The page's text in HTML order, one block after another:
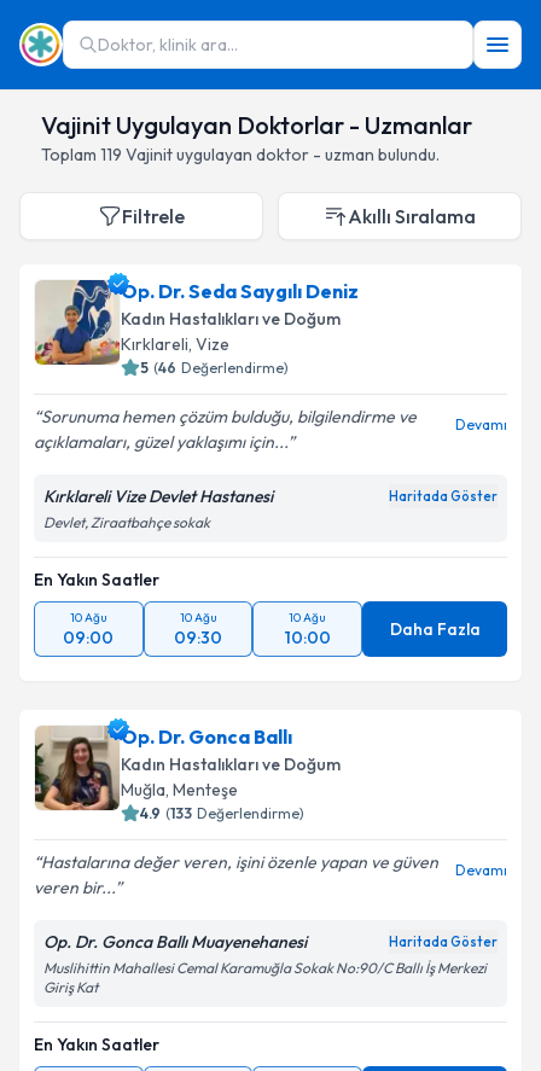
Doktor, klinik ara...
Vajinit Uygulayan Doktorlar - Uzmanlar
Toplam 119 Vajinituygulayan doktor - uzman bulundu.
Filtrele Akıllı Sıralama
Op. Dr. Seda Saygılı Deniz
Kadın Hastalıkları ve Doğum
Kırklareli, Vize
5 (46 Değerlendirme)
Sorunuma hemen çözüm bulduğu, bilgilendirme ve
açıklamaları, güzel yaklaşımı için...
Devamı
Kırklareli Vize Devlet Hastanesi Haritada Göster
Devlet, Ziraatbahçe sokak
En Yakın Saatler
10 Ağu
09:00
10 Ağu
09:30
10 Ağu
10:00 Daha Fazla
Op. Dr. Gonca Ballı
Kadın Hastalıkları ve Doğum
Muğla, Menteşe
4.9 (133 Değerlendirme)
Hastalarına değer veren, işini özenle yapan ve güven
veren bir...
Devamı
Op. Dr. Gonca Ballı Muayenehanesi Haritada Göster
Muslihittin Mahallesi Cemal Karamuğla Sokak No:90/C Ballı İş Merkezi
Giriş Kat
En Yakın Saatler